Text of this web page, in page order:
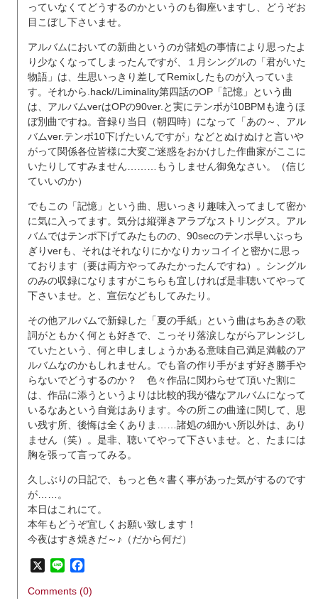
っていなくてどうするのかというのも御座いますし、どうぞお
目こぼし下さいませ。
アルバムにおいての新曲というのが諸処の事情により思ったよ
り少なくなってしまったんですが、１月シングルの「君がいた
物語」は、生思いっきり差してRemixしたものが入っていま
す。それから.hack//Liminality第四話のOP「記憶」という曲
は、アルバムverはOPの90ver.と実にテンポが10BPMも違うほ
ぼ別曲ですね。音録り当日（朝四時）になって「あの～、アル
バムver.テンポ10下げたいんですが」などとぬけぬけと言いや
がって関係各位皆様に大変ご迷惑をおかけした作曲家がここに
いたりしてすみません………もうしません御免なさい。（信じ
ていいのか）
でもこの「記憶」という曲、思いっきり趣味入ってまして密か
に気に入ってます。気分は縦弾きアラブなストリングス。アル
バムではテンポ下げてみたものの、90secのテンポ早いぶっち
ぎりverも、それはそれなりにかなりカッコイイと密かに思っ
ております（要は両方やってみたかったんですね）。シングル
のみの収録になりますがこちらも宜しければ是非聴いてやって
下さいませ。と、宣伝などもしてみたり。
その他アルバムで新録した「夏の手紙」という曲はちあきの歌
詞がともかく何とも好きで、こっそり落涙しながらアレンジし
ていたという、何と申しましょうかある意味自己満足満載のア
ルバムなのかもしれません。でも音の作り手がまず好き勝手や
らないでどうするのか？ 色々作品に関わらせて頂いた割に
は、作品に添うというよりは比較的我が儘なアルバムになって
いるなあという自覚はあります。今の所この曲達に関して、思
い残す所、後悔は全くありま……諸処の細かい所以外は、あり
ません（笑）。是非、聴いてやって下さいませ。と、たまには
胸を張って言ってみる。
久しぶりの日記で、もっと色々書く事があった気がするのです
が……。
本日はこれにて。
本年もどうぞ宜しくお願い致します！
今夜はすき焼きだ～♪（だから何だ）
X Line
Comments (0)